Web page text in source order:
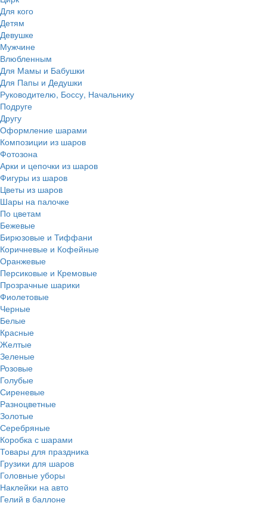
Для кого
Детям
Девушке
Мужчине
Влюбленным
Для Мамы и Бабушки
Для Папы и Дедушки
Руководителю, Боссу, Начальнику
Подруге
Другу
Оформление шарами
Композиции из шаров
Фотозона
Арки и цепочки из шаров
Фигуры из шаров
Цветы из шаров
Шары на палочке
По цветам
Бежевые
Бирюзовые и Тиффани
Коричневые и Кофейные
Оранжевые
Персиковые и Кремовые
Прозрачные шарики
Фиолетовые
Черные
Белые
Красные
Желтые
Зеленые
Розовые
Голубые
Сиреневые
Разноцветные
Золотые
Серебряные
Коробка с шарами
Товары для праздника
Грузики для шаров
Головные уборы
Наклейки на авто
Гелий в баллоне